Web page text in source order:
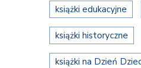
książki edukacyjne
książki historyczne
książki na Dzień